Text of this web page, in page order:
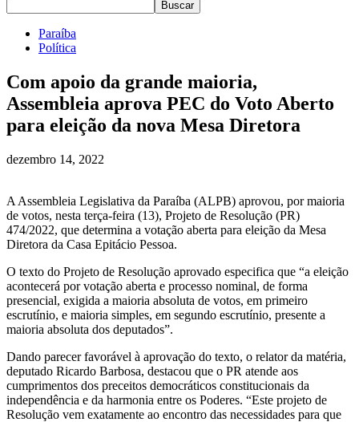
Paraíba
Política
Com apoio da grande maioria,
Assembleia aprova PEC do Voto Aberto
para eleição da nova Mesa Diretora
dezembro 14, 2022
A Assembleia Legislativa da Paraíba (ALPB) aprovou, por maioria
de votos, nesta terça-feira (13), Projeto de Resolução (PR)
474/2022, que determina a votação aberta para eleição da Mesa
Diretora da Casa Epitácio Pessoa.
O texto do Projeto de Resolução aprovado especifica que “a eleição
acontecerá por votação aberta e processo nominal, de forma
presencial, exigida a maioria absoluta de votos, em primeiro
escrutínio, e maioria simples, em segundo escrutínio, presente a
maioria absoluta dos deputados”.
Dando parecer favorável à aprovação do texto, o relator da matéria,
deputado Ricardo Barbosa, destacou que o PR atende aos
cumprimentos dos preceitos democráticos constitucionais da
independência e da harmonia entre os Poderes. “Este projeto de
Resolução vem exatamente ao encontro das necessidades para que